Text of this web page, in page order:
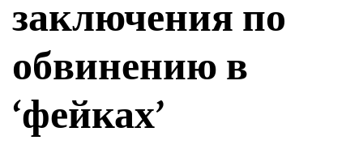
заключения по
обвинению в
‘фейках’